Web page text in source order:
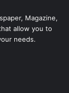
Magazine,
allow you to
needs.